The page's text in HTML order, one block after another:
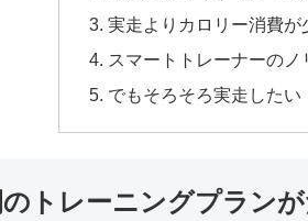
実走よりカロリー消費が
スマートトレーナーのノ
でもそろそろ実走したい
トレーニングプラン